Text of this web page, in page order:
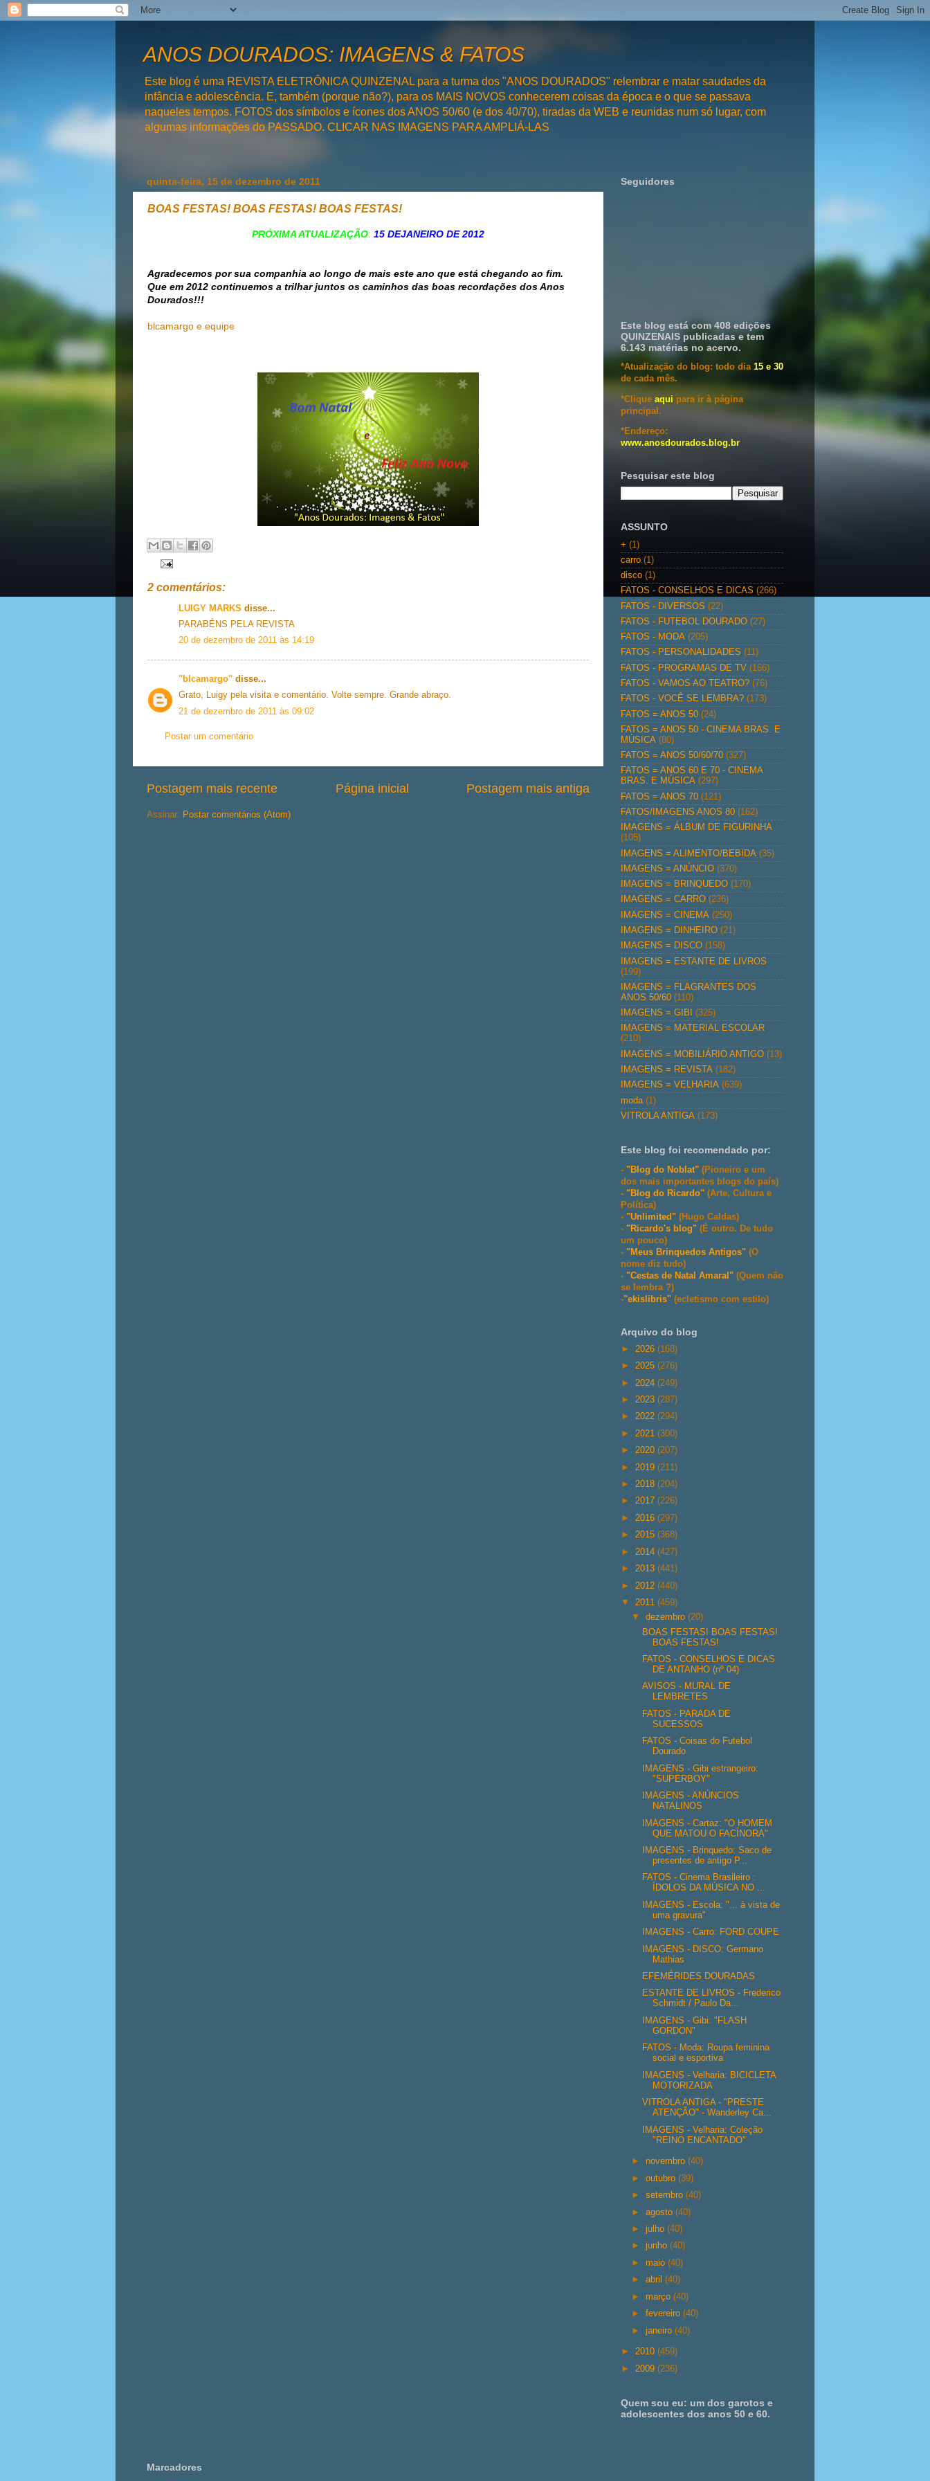
ANOS DOURADOS: IMAGENS & FATOS
Este blog é uma REVISTA ELETRÔNICA QUINZENAL para a turma dos "ANOS DOURADOS" relembrar e matar saudades da
infância e adolescência. E, também (porque não?), para os MAIS NOVOS conhecerem coisas da época e o que se passava
naqueles tempos. FOTOS dos símbolos e ícones dos ANOS 50/60 (e dos 40/70), tiradas da WEB e reunidas num só lugar, com
algumas informações do PASSADO. CLICAR NAS IMAGENS PARA AMPLIÁ-LAS
quinta-feira, 15 de dezembro de 2011
BOAS FESTAS! BOAS FESTAS! BOAS FESTAS!
PRÓXIMA ATUALIZAÇÃO: 15 DEJANEIRO DE 2012
Agradecemos por sua companhia ao longo de mais este ano que está chegando ao fim.
Que em 2012 continuemos a trilhar juntos os caminhos das boas recordações dos Anos
Dourados!!!
blcamargo e equipe
2 comentários:
LUIGY MARKS disse...
PARABÉNS PELA REVISTA
20 de dezembro de 2011 às 14:19
"blcamargo" disse...
Grato, Luigy pela visita e comentário. Volte sempre. Grande abraço.
21 de dezembro de 2011 às 09:02
Postar um comentário
Postagem mais recente Postagem mais antiga
Página inicial
Assinar: Postar comentários (Atom)
Seguidores
Este blog está com 408 edições
QUINZENAIS publicadas e tem
6.143 matérias no acervo.
*Atualização do blog: todo dia 15 e 30
de cada mês.
*Clique aqui para ir à página
principal.
*Endereço:
www.anosdourados.blog.br
Pesquisar este blog
ASSUNTO
+ (1)
carro (1)
disco (1)
FATOS - CONSELHOS E DICAS (266)
FATOS - DIVERSOS (22)
FATOS - FUTEBOL DOURADO (27)
FATOS - MODA (205)
FATOS - PERSONALIDADES (11)
FATOS - PROGRAMAS DE TV (166)
FATOS - VAMOS AO TEATRO? (76)
FATOS - VOCÊ SE LEMBRA? (173)
FATOS = ANOS 50 (24)
FATOS = ANOS 50 - CINEMA BRAS. E
MÚSICA (80)
FATOS = ANOS 50/60/70 (327)
FATOS = ANOS 60 E 70 - CINEMA
BRAS. E MÚSICA (297)
FATOS = ANOS 70 (121)
FATOS/IMAGENS ANOS 80 (162)
IMAGENS = ÁLBUM DE FIGURINHA
(105)
IMAGENS = ALIMENTO/BEBIDA (35)
IMAGENS = ANÚNCIO (370)
IMAGENS = BRINQUEDO (170)
IMAGENS = CARRO (236)
IMAGENS = CINEMA (250)
IMAGENS = DINHEIRO (21)
IMAGENS = DISCO (158)
IMAGENS = ESTANTE DE LIVROS
(199)
IMAGENS = FLAGRANTES DOS
ANOS 50/60 (110)
IMAGENS = GIBI
(325)
IMAGENS = MATERIAL ESCOLAR
(210)
IMAGENS = MOBILIÁRIO ANTIGO (13)
IMAGENS = REVISTA (182)
IMAGENS = VELHARIA (639)
moda (1)
VITROLA ANTIGA (173)
Este blog foi recomendado por:
- "Blog do Noblat" (Pioneiro e um
dos mais importantes blogs do país)
- "Blog do Ricardo" (Arte, Cultura e
Política)
- "Unlimited" (Hugo Caldas)
- "Ricardo's blog" (É outro. De tudo
um pouco)
- "Meus Brinquedos Antigos" (O
nome diz tudo)
- "Cestas de Natal Amaral" (Quem não
se lembra ?)
-"ekislibris" (ecletismo com estilo)
Arquivo do blog
► 2026 (168)
► 2025 (276)
► 2024 (249)
► 2023 (287)
► 2022 (294)
► 2021 (300)
► 2020 (207)
► 2019 (211)
► 2018 (204)
► 2017 (226)
► 2016 (297)
► 2015 (368)
► 2014 (427)
► 2013 (441)
► 2012 (440)
▼ 2011 (459)
▼dezembro(20)
BOAS FESTAS! BOAS FESTAS!
BOAS FESTAS!
FATOS - CONSELHOS E DICAS
DE ANTANHO (nº 04)
AVISOS - MURAL DE
LEMBRETES
FATOS - PARADA DE
SUCESSOS
FATOS - Coisas do Futebol
Dourado
IMAGENS - Gibi estrangeiro:
"SUPERBOY"
IMAGENS - ANÚNCIOS
NATALINOS
IMAGENS - Cartaz: "O HOMEM
QUE MATOU O FACÍNORA"
IMAGENS - Brinquedo: Saco de
presentes de antigo P...
FATOS - Cinema Brasileiro :
ÍDOLOS DA MÚSICA NO ...
IMAGENS - Escola: "... à vista de
uma gravura"
IMAGENS - Carro: FORD COUPE
IMAGENS - DISCO: Germano
Mathias
EFEMÉRIDES DOURADAS
ESTANTE DE LIVROS - Frederico
Schmidt / Paulo Da...
IMAGENS - Gibi: "FLASH
GORDON"
FATOS - Moda: Roupa feminina
social e esportiva
IMAGENS - Velharia: BICICLETA
MOTORIZADA
VITROLA ANTIGA - "PRESTE
ATENÇÃO" - Wanderley Ca...
IMAGENS - Velharia: Coleção
"REINO ENCANTADO"
► novembro(40)
►outubro(39)
►setembro(40)
►agosto(40)
►julho(40)
►junho(40)
► maio(40)
►abril(40)
► março(40)
►fevereiro(40)
►janeiro(40)
► 2010 (459)
► 2009 (236)
Quem sou eu: um dos garotos e
adolescentes dos anos 50 e 60.
Marcadores